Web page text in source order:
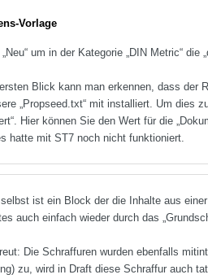
Vorlage
um in der Kategorie „DIN Metric“ die
Blick kann man erkennen, dass der
„Propseed.txt“ mit installiert. Um dies
Hier können Sie den Wert für die
hatte mit ST7 noch nicht funktioniert.
ist ein Block der die Inhalte aus
auch einfach wieder durch das
Die Schraffuren wurden ebenfalls
zu, wird in Draft diese Schraffur auch